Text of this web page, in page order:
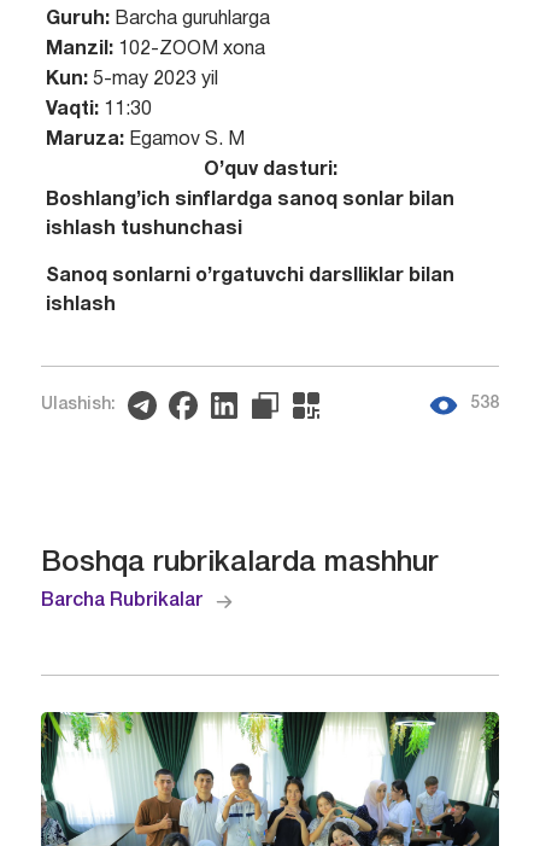
Guruh:Barcha guruhlarga
Manzil:102-ZOOM xona
Kun: 5-may 2023 yil
Vaqti:11:30
Maruza:Egamov S. M
O’quv dasturi:
Boshlang’ich sinflardga sanoq sonlar bilan
ishlash tushunchasi
Sanoq sonlarni o’rgatuvchi darslliklar bilan
ishlash
Ulashish: 538
Boshqa rubrikalarda mashhur
Barcha Rubrikalar